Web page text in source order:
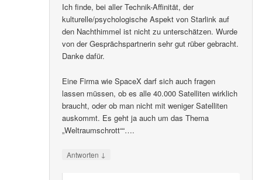
Ich finde, bei aller Technik-Affinität, der
kulturelle/psychologische Aspekt von Starlink auf
den Nachthimmel ist nicht zu unterschätzen. Wurde
von der Gesprächspartnerin sehr gut rüber gebracht.
Danke dafür.
Eine Firma wie SpaceX darf sich auch fragen
lassen müssen, ob es alle 40.000 Satelliten wirklich
braucht, oder ob man nicht mit weniger Satelliten
auskommt. Es geht ja auch um das Thema
„Weltraumschrott““….
Antworten ↓